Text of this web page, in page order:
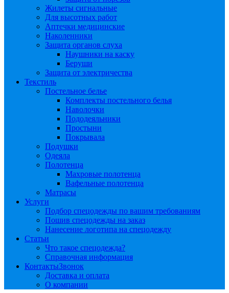
Жилеты сигнальные
Для высотных работ
Аптечки медицинские
Наколенники
Защита органов слуха
Наушники на каску
Беруши
Защита от электричества
Текстиль
Постельное белье
Комплекты постельного белья
Наволочки
Пододеяльники
Простыни
Покрывала
Подушки
Одеяла
Полотенца
Махровые полотенца
Вафельные полотенца
Матрасы
Услуги
Подбор спецодежды по вашим требованиям
Пошив спецодежды на заказ
Нанесение логотипа на спецодежду
Статьи
Что такое спецодежда?
Справочная информация
КонтактыЗвонок
Доставка и оплата
О компании